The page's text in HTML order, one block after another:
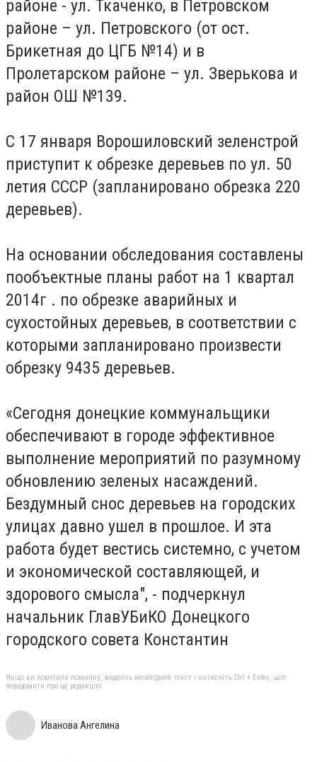
районе - ул. Ткаченко, в Петровском
районе – ул. Петровского (от ост.
Брикетная до ЦГБ №14) и в
Пролетарском районе – ул. Зверькова и
район ОШ №139.
С 17 января Ворошиловский зеленстрой
приступит к обрезке деревьев по ул. 50
летия СССР (запланировано обрезка 220
деревьев).
На основании обследования составлены
пообъектные планы работ на 1 квартал
2014г . по обрезке аварийных и
сухостойных деревьев, в соответствии с
которыми запланировано произвести
обрезку 9435 деревьев.
«Сегодня донецкие коммунальщики
обеспечивают в городе эффективное
выполнение мероприятий по разумному
обновлению зеленых насаждений.
Бездумный снос деревьев на городских
улицах давно ушел в прошлое. И эта
работа будет вестись системно, с учетом
и экономической составляющей, и
здорового смысла", - подчеркнул
начальник ГлавУБиКО Донецкого
городского совета Константин
Якщо ви помітили помилку, виділіть необхідний текст і натисніть Ctrl + Enter, щоб
повідомити про це редакцію
Иванова Ангелина